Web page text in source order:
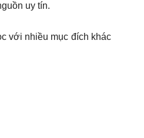
uy tín.
với nhiều mục đích khác